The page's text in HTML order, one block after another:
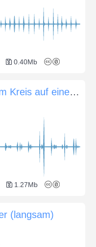
0.40Mb
Gehen in Turnschuhen im Kreis auf einem Holzboden
1.27Mb
(langsam)